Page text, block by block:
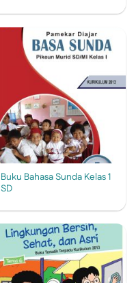
Buku Bahasa Sunda Kelas 1
SD